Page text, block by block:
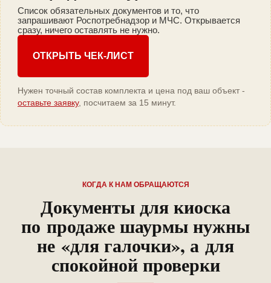
Список обязательных документов и то, что
запрашивают Роспотребнадзор и МЧС. Открывается
сразу, ничего оставлять не нужно.
ОТКРЫТЬ ЧЕК-ЛИСТ
Нужен точный состав комплекта и цена под ваш объект -
оставьте заявку, посчитаем за 15 минут.
КОГДА К НАМ ОБРАЩАЮТСЯ
Документы для киоска
по продаже шаурмы нужны
не «для галочки», а для
спокойной проверки